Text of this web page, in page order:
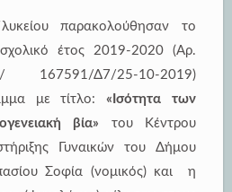
παρακολούθησαν το
έτος 2019-2020 (Αρ.
Δ7/25-10-2019)
με τίτλο:«Ισότητα των
βία» του Κέντρου
Γυναικών του Δήμου
Σοφία (νομικός) και η